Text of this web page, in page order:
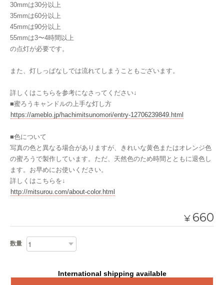
30mmは30分以上
35mmは60分以上
45mmは90分以上
55mmは3〜4時間以上
の点灯が必要です。
また、灯しっぱなしでは流れてしまうこともございます。
詳しくはこちらを参考になさってください↓
■蜜ろうキャンドルの上手な灯し方
https://ameblo.jp/hachimitsunomori/entry-12706239849.html
■色について
写真の色と異なる場合がありますが、きれいな黄色またはオレンジ色
の蜜ろうで製作しています。ただ、天然色のため時間とともに退色し
ます。お早めにお使いください。
詳しくはこちらを↓
http://mitsurou.com/about-color.html
¥ 660
数量
International shipping available